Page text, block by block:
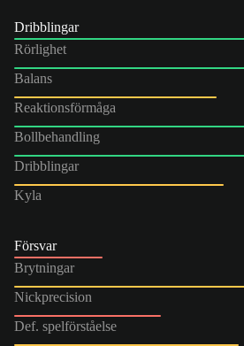
Dribblingar
Rörlighet
Balans
Reaktionsförmåga
Bollbehandling
Dribblingar
Kyla
Försvar
Brytningar
Nickprecision
Def. spelförståelse